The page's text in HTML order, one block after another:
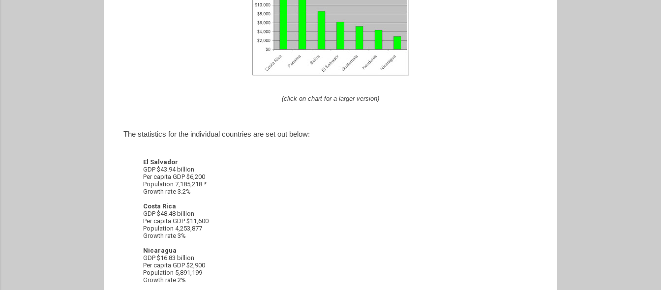
(click on chart for a larger version)
The statistics for the individual countries are set out below:
El Salvador
GDP $43.94 billion
Per capita GDP $6,200
Population 7,185,218 *
Growth rate 3.2%
Costa Rica
GDP $48.48 billion
Per capita GDP $11,600
Population 4,253,877
Growth rate 3%
Nicaragua
GDP $16.83 billion
Per capita GDP $2,900
Population 5,891,199
Growth rate 2%